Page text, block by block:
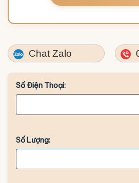
Chat Zalo
Số Điện Thoại:
Số Lượng: